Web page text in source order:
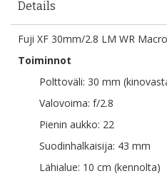
Details
Fuji XF 30mm/2.8 LM WR Macro
Toiminnot
Polttoväli: 30 mm
Valovoima: f/2.8
Pienin aukko: 22
Suodinhalkaisija: 43 mm
Lähialue: 10 cm (kennolta)